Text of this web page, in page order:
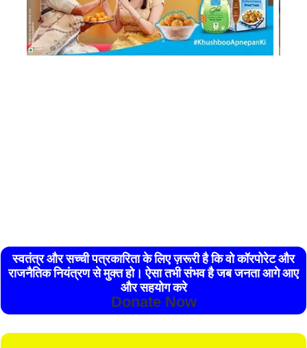
स्वतंत्र और सच्ची पत्रकारिता के लिए ज़रूरी है कि वो कॉरपोरेट और
राजनैतिक नियंत्रण से मुक्त हो। ऐसा तभी संभव है जब जनता आगे आए
और सहयोग करे
Donate Now